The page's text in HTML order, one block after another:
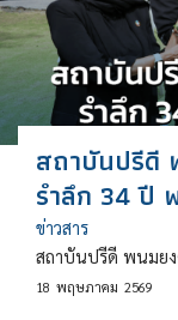
สถาบันปรีดี​
รำลึก 34 ปี
ข่าวสาร
สถาบันปรีดี พนมย
18 พฤษภาคม 2569